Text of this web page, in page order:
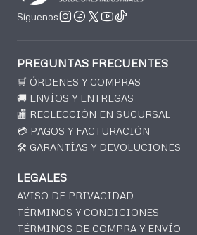
Síguenos
PREGUNTAS FRECUENTES
🛒 ÓRDENES Y COMPRAS
🚚 ENVÍOS Y ENTREGAS
🏬 RECLECCIÓN EN SUCURSAL
💳 PAGOS Y FACTURACIÓN
🛠️ GARANTÍAS Y DEVOLUCIONES
LEGALES
AVISO DE PRIVACIDAD
TÉRMINOS Y CONDICIONES
TÉRMINOS DE COMPRA Y ENVÍO